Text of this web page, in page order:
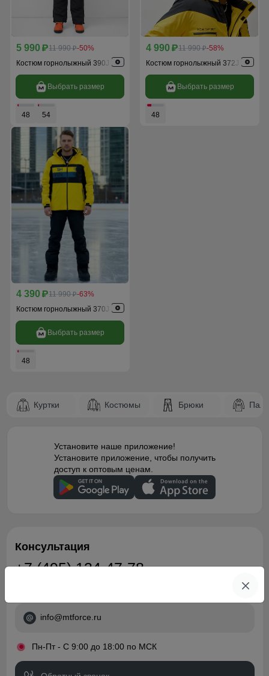
5 990 p11 990 p-50%
Костюм горнолыжный 390J
Выбрать размер
48 54
4 990 p11 990 p-58%
Костюм горнолыжный 372J
Выбрать размер
48
4 390 p11 990 p-63%
Костюм горнолыжный 370J
Выбрать размер
48
Куртки Костюмы Брюки
Установите наше приложение!
Установите приложение, чтобы получить
доступ к оптовым ценам.
Консультация
+7 (495) 134-47-78
info@mtforce.ru
• Пн-Пт - С 9:00 до 18:00 по МСК